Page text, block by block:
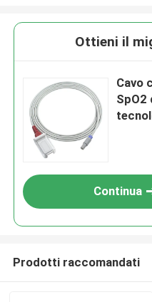
Ottieni il
Cavo
SpO2
Continua
Prodotti raccomandati